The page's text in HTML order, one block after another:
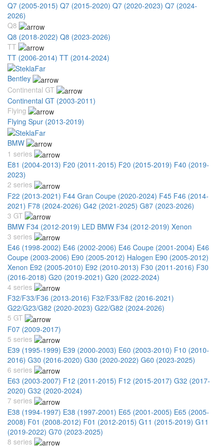
Q7 (2005-2015) Q7 (2015-2020) Q7 (2020-2023) Q7 (2024-
2026)
Q8
Q8 (2018-2022) Q8 (2023-2026)
TT
TT (2006-2014) TT (2014-2024)
Bentley
Continental GT
Continental GT (2003-2011)
Flying
Flying Spur (2013-2019)
BMW
1 series
E81 (2004-2013) F20 (2011-2015) F20 (2015-2019) F40 (2019-
2023)
2 series
F22 (2013-2021) F44 Gran Coupe (2020-2024) F45 F46 (2014-
2021) F78 (2024-2026) G42 (2021-2025) G87 (2023-2026)
3 GT
BMW F34 (2012-2019) LED BMW F34 (2012-2019) Xenon
3 series
E46 (1998-2002) E46 (2002-2006) E46 Coupe (2001-2004) E46
Coupe (2003-2006) E90 (2005-2012) Halogen E90 (2005-2012)
Xenon E92 (2005-2010) E92 (2010-2013) F30 (2011-2016) F30
(2016-2018) G20 (2019-2021) G20 (2022-2024)
4 series
F32/F33/F36 (2013-2016) F32/F33/F82 (2016-2021)
G22/G23/G82 (2020-2023) G22/G82 (2024-2026)
5 GT
F07 (2009-2017)
5 series
E39 (1995-1999) E39 (2000-2003) E60 (2003-2010) F10 (2010-
2016) G30 (2016-2020) G30 (2020-2022) G60 (2023-2025)
6 series
E63 (2003-2007) F12 (2011-2015) F12 (2015-2017) G32 (2017-
2020) G32 (2020-2024)
7 series
E38 (1994-1997) E38 (1997-2001) E65 (2001-2005) E65 (2005-
2008) F01 (2008-2012) F01 (2012-2015) G11 (2015-2019) G11
(2019-2022) G70 (2023-2025)
8 series